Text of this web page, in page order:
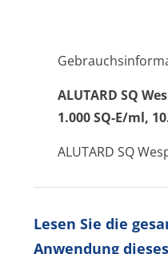
ALUTARD SQ
1.000 SQ-E/ml,
ALUTARD SQ
Lesen Sie die
Anwendung